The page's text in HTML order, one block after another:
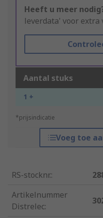
Heeft u meer
leverdata' voor
Aantal stuks
1 +
*prijsindicatie
Voeg toe
RS-stocknr.:
Artikelnummer
Distrelec: